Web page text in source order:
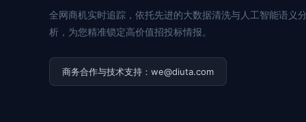
全网商机实时追踪，依托先进的大数据清洗与人工智能语义
析，为您精准锁定高价值招投标情报。
商务合作与技术支持：we@diuta.com